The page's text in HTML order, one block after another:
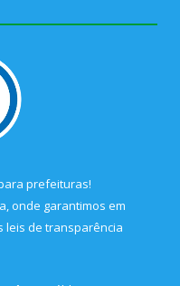
prefeituras!
onde garantimos em
leis de transparência